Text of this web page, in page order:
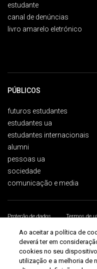
estudante
canal de denúncias
livro amarelo eletrónico
PÚBLICOS
futuros estudantes
estudantes ua
estudantes internacionais
alumni
pessoas ua
sociedade
comunicação e media
Proteção de dados Termos de
Universidade de Aveiro 2026
Ao aceitar a política de
deverá ter em
cookies no seu
utilização e a melhoria de